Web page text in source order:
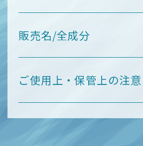
販売名/全成分
ご使用上・保管上の注意